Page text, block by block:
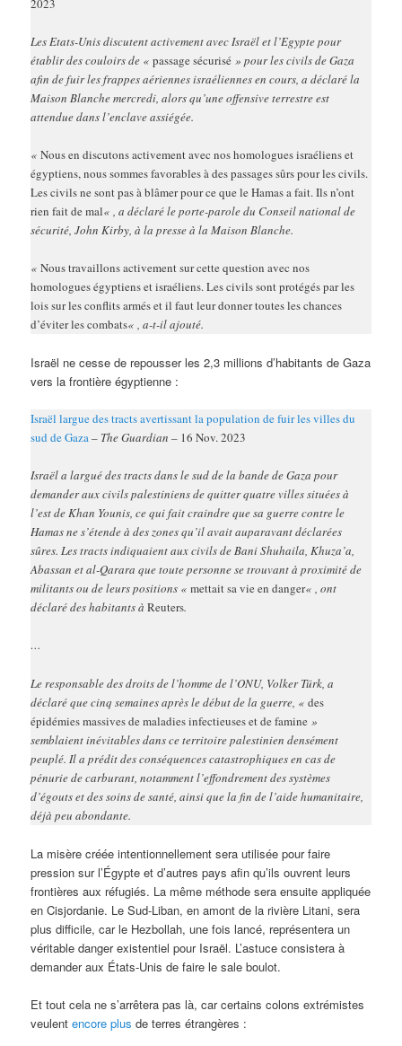
Les Etats-Unis discutent activement avec Israël et l’Egypte pour
établir des couloirs de «passage sécurisé » pour les civils de Gaza
afin de fuir les frappes aériennes israéliennes en cours, a déclaré la
Maison Blanche mercredi, alors qu’une offensive terrestre est
attendue dans l’enclave assiégée.
«Nous en discutons activement avec nos homologues israéliens et
égyptiens, nous sommes favorables à des passages sûrs pour les civils.
Les civils ne sont pas à blâmer pour ce que le Hamas a fait. Ils n’ont
rien fait de mal« , a déclaré le porte-parole du Conseil national de
sécurité, John Kirby, à la presse à la Maison Blanche.
«Nous travaillons activement sur cette question avec nos
homologues égyptiens et israéliens. Les civils sont protégés par les
lois sur les conflits armés et il faut leur donner toutes les chances
d’éviter les combats« , a-t-il ajouté.
Israël ne cesse de repousser les 2,3 millions d’habitants de Gaza
vers la frontière égyptienne :
Israël largue des tracts avertissant la population de fuir les villes du
sud de Gaza– The Guardian – 16 Nov. 2023
Israël a largué des tracts dans le sud de la bande de Gaza pour
demander aux civils palestiniens de quitter quatre villes situées à
l’est de Khan Younis, ce qui fait craindre que sa guerre contre le
Hamas ne s’étende à des zones qu’il avait auparavant déclarées
sûres. Les tracts indiquaient aux civils de Bani Shuhaila, Khuza’a,
Abassan et al-Qarara que toute personne se trouvant à proximité de
militants ou de leurs positions «mettait sa vie en danger« , ont
déclaré des habitants àReuters.
…
Le responsable des droits de l’homme de l’ONU, Volker Türk, a
déclaré que cinq semaines après le début de la guerre, «des
épidémies massives de maladies infectieuses et de famine »
semblaient inévitables dans ce territoire palestinien densément
peuplé. Il a prédit des conséquences catastrophiques en cas de
pénurie de carburant, notamment l’effondrement des systèmes
d’égouts et des soins de santé, ainsi que la fin de l’aide humanitaire,
déjà peu abondante.
La misère créée intentionnellement sera utilisée pour faire
pression sur l’Égypte et d’autres pays afin qu’ils ouvrent leurs
frontières aux réfugiés. La même méthode sera ensuite appliquée
en Cisjordanie. Le Sud-Liban, en amont de la rivière Litani, sera
plus difficile, car le Hezbollah, une fois lancé, représentera un
véritable danger existentiel pour Israël. L’astuce consistera à
demander aux États-Unis de faire le sale boulot.
Et tout cela ne s’arrêtera pas là, car certains colons extrémistes
veulentencore plus de terres étrangères :